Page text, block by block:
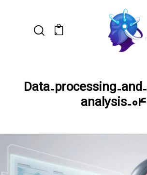
0
پیوست ها : Data-processing-and-
analysis-04